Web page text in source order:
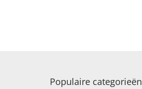
Populaire categorieën